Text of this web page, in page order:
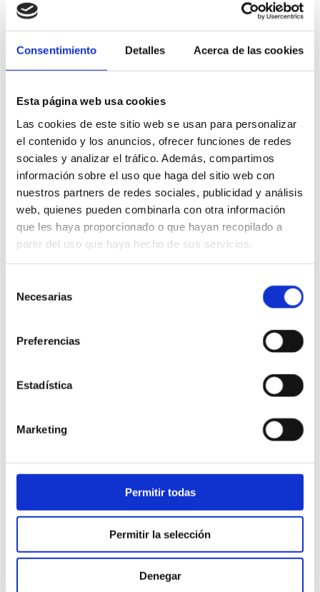
Consentimiento Detalles Acerca de las cookies
Esta página web usa cookies
Las cookies de este sitio web se usan para personalizar
el contenido y los anuncios, ofrecer funciones de redes
sociales y analizar el tráfico. Además, compartimos
información sobre el uso que haga del sitio web con
nuestros partners de redes sociales, publicidad y análisis
web, quienes pueden combinarla con otra información
que les haya proporcionado o que hayan recopilado a
partir del uso que haya hecho de sus servicios.
Necesarias
Preferencias
Estadística
Marketing
Permitir todas
Permitir la selección
Denegar
Añadir al carrito
Añadir a la lista de
deseos
Vista rápida
BLANCO
Añadir al carrito
Añadir a la lista de
deseos
Vista rápida
TOUCH (BASE